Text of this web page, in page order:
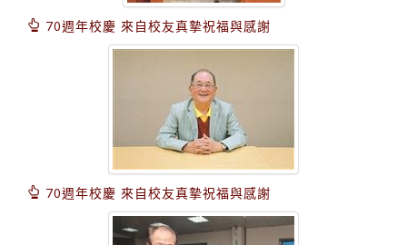
70週年校慶 來自校友真摯祝福與感謝
70週年校慶 來自校友真摯祝福與感謝